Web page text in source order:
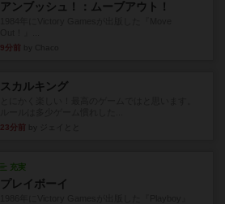
アンブッシュ！：ムーブアウト！
9分前
スカルキング
23分前
充実
プレイボーイ